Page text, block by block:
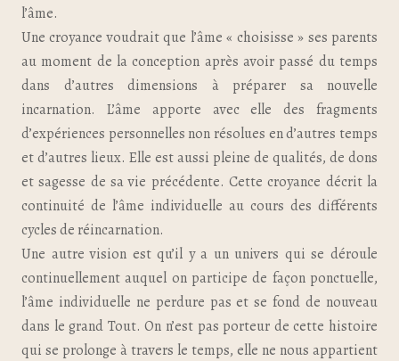
l’âme.
Une croyance voudrait que l’âme « choisisse » ses parents
au moment de la conception après avoir passé du temps
dans d’autres dimensions à préparer sa nouvelle
incarnation. L’âme apporte avec elle des fragments
d’expériences personnelles non résolues en d’autres temps
et d’autres lieux. Elle est aussi pleine de qualités, de dons
et sagesse de sa vie précédente. Cette croyance décrit la
continuité de l’âme individuelle au cours des différents
cycles de réincarnation.
Une autre vision est qu’il y a un univers qui se déroule
continuellement auquel on participe de façon ponctuelle,
l’âme individuelle ne perdure pas et se fond de nouveau
dans le grand Tout. On n’est pas porteur de cette histoire
qui se prolonge à travers le temps, elle ne nous appartient